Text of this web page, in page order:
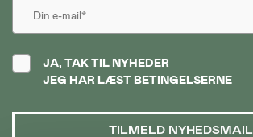
JA, TAK TIL NYHEDER
JEG HAR LÆST BETINGELSERNE
TILMELD NYHEDSMAIL